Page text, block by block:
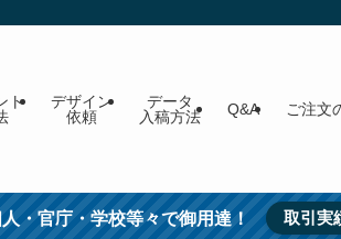
ト
デザイン
依頼
データ
入稿方法
Q&A ご注文
・官庁・学校等々で御用達！ 取引実